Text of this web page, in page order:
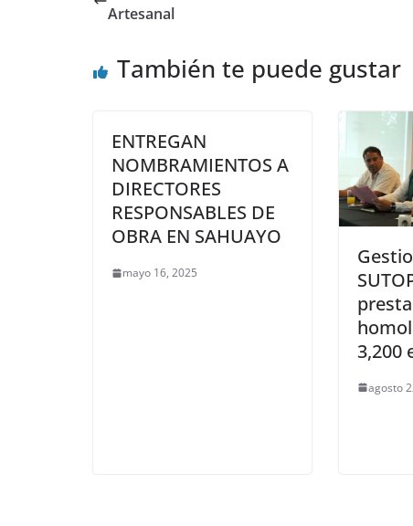
Artesanal
También te puede gustar
ENTREGAN
NOMBRAMIENTOS A
DIRECTORES
RESPONSABLES DE
OBRA EN SAHUAYO
mayo 16, 2025
3,200
agosto